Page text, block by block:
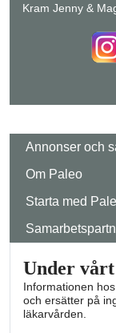
Kram Jenny &
Annonser och
Om Paleo
Starta med
Under
Informationen
och ersätter på
läkarvården.